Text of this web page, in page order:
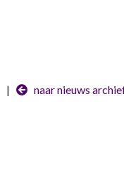
| naar nieuws